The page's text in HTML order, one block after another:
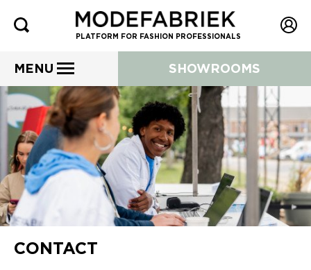
PLATFORM FOR FASHION PROFESSIONALS
MENU SHOWROOMS
CONTACT